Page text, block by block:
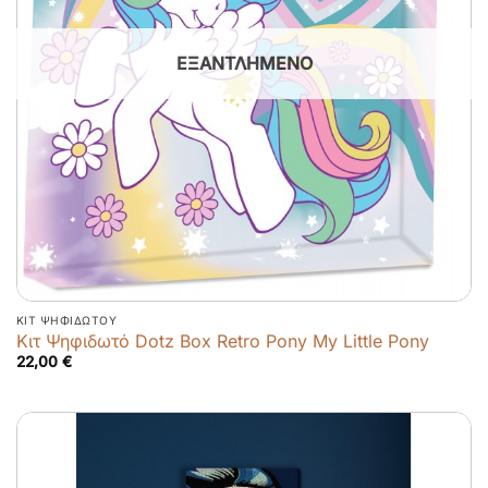
ΕΞΑΝΤΛΗΜΈΝΟ
ΚΙΤ ΨΗΦΙΔΩΤΟΎ
Κιτ Ψηφιδωτό Dotz Box Retro Pony My Little Pony
22,00 €